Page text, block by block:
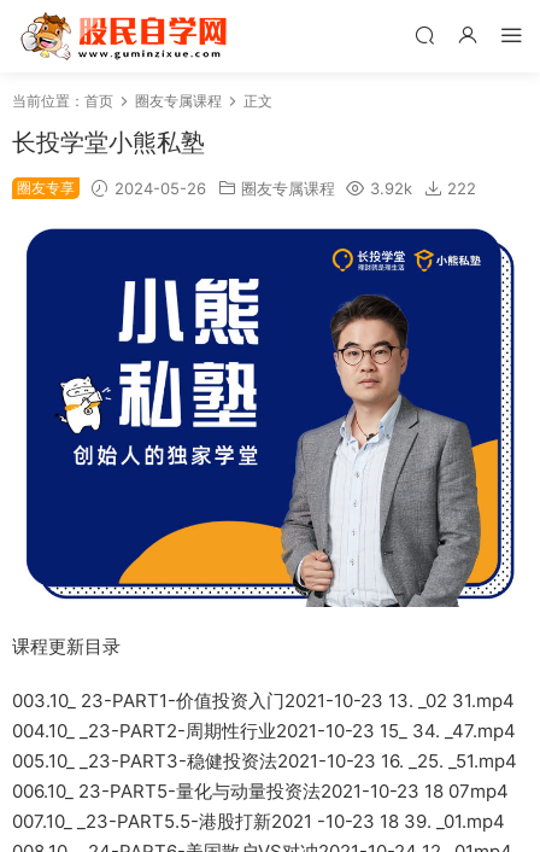
当前位置： 首页 圈友专属课程 正文
长投学堂小熊私塾
圈友专享 2024-05-26 圈友专属课程 3.92k 222
课程更新目录
003.10_ 23-PART1-价值投资入门2021-10-23 13. _02 31.mp4
004.10_ _23-PART2-周期性行业2021-10-23 15_ 34. _47.mp4
005.10_ _23-PART3-稳健投资法2021-10-23 16. _25. _51.mp4
006.10_ 23-PART5-量化与动量投资法2021-10-23 18 07mp4
007.10_ _23-PART5.5-港股打新2021 -10-23 18 39. _01.mp4